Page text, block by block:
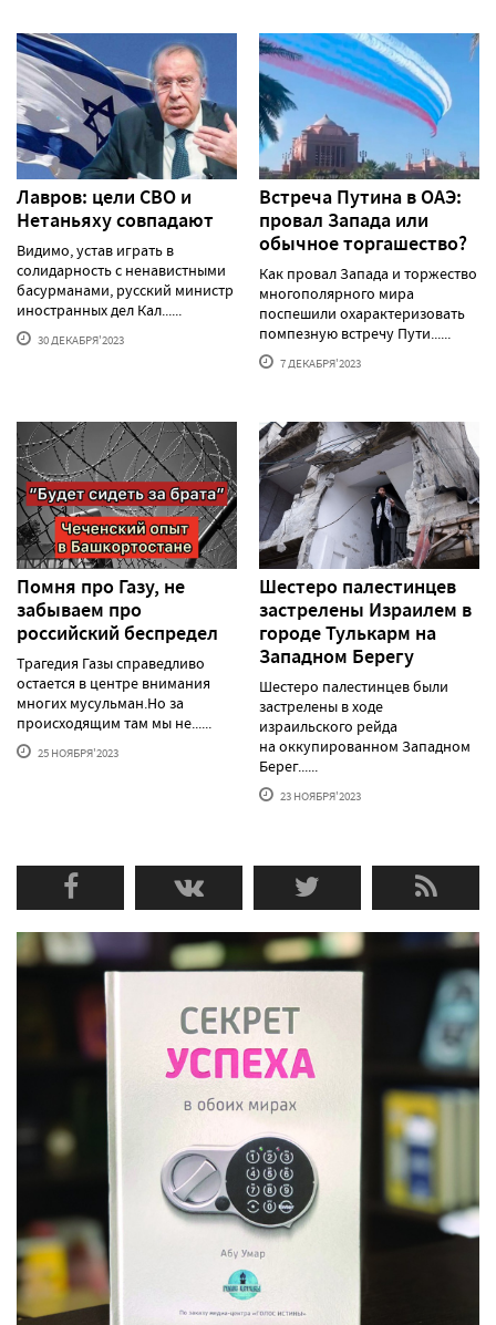
Лавров: цели СВО и
Нетаньяху совпадают
Видимо, устав играть в
солидарность с ненавистными
басурманами, русский министр
иностранных дел Кал......
30 ДЕКАБРЯ'2023
Встреча Путина в ОАЭ:
провал Запада или
обычное торгашество?
Как провал Запада и торжество
многополярного мира
поспешили охарактеризовать
помпезную встречу Пути......
7 ДЕКАБРЯ'2023
Помня про Газу, не
забываем про
российский беспредел
Трагедия Газы справедливо
остается в центре внимания
многих мусульман.Но за
происходящим там мы не......
25 НОЯБРЯ'2023
Шестеро палестинцев
застрелены Израилем в
городе Тулькарм на
Западном Берегу
Шестеро палестинцев были
застрелены в ходе
израильского рейда
на оккупированном Западном
Берег......
23 НОЯБРЯ'2023